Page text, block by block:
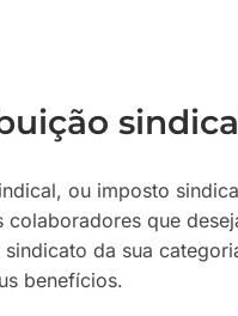
ou imposto
que
da sua
benefícios.